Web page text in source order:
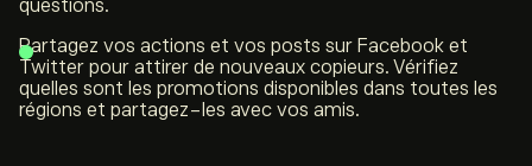
questions.
Partagez vos actions et vos posts sur Facebook et
Twitter pour attirer de nouveaux copieurs. Vérifiez
quelles sont les promotions disponibles dans toutes les
régions et partagez-les avec vos amis.